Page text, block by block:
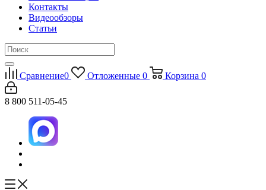
Контакты
Видеообзоры
Статьи
Сравнение0 Отложенные 0 Корзина 0
8 800 511-05-45